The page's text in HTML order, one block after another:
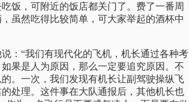
饭，可附近的饭店都关门了。费了一番周
虽然吃得比较简单，可大家举起的酒杯中
：“我们有现代化的飞机，机长通过各种考
果是人为原因，那么一定要追究原因。不
。一次，我们发现有机长让副驾驶操纵飞
处理。这件事在大队通报后，其他机长也